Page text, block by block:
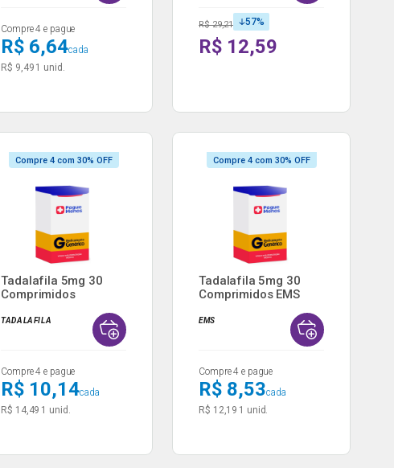
Compre 4 e pague
R$ 6,64cada
R$ 9,49 1 unid.
R$ 29,21 57%
R$ 12,59
Compre 4 com 30% OFF
Tadalafila 5mg 30
Comprimidos
TADALAFILA
Compre 4 e pague
R$ 10,14cada
R$ 14,49 1 unid.
Compre 4 com 30% OFF
Tadalafila 5mg 30
Comprimidos EMS
EMS
Compre 4 e pague
R$ 8,53cada
R$ 12,19 1 unid.